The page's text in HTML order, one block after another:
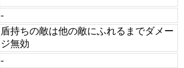
-
盾持ちの敵は他の敵にふれるまでダメー
ジ無効
-